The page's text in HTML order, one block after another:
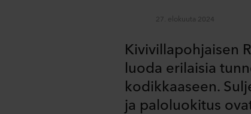
27. elokuuta 2024
Kivivillapohjaisen
luoda erilaisia
kodikkaaseen.
ja paloluokitus